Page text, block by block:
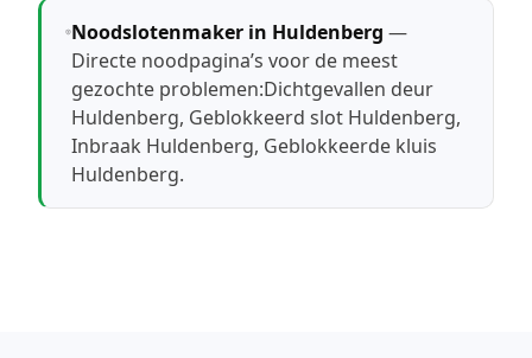
Noodslotenmaker in Huldenberg —
Directe noodpagina’s voor de meest
gezochte problemen:Dichtgevallen deur
Huldenberg, Geblokkeerd slot Huldenberg,
Inbraak Huldenberg, Geblokkeerde kluis
Huldenberg.